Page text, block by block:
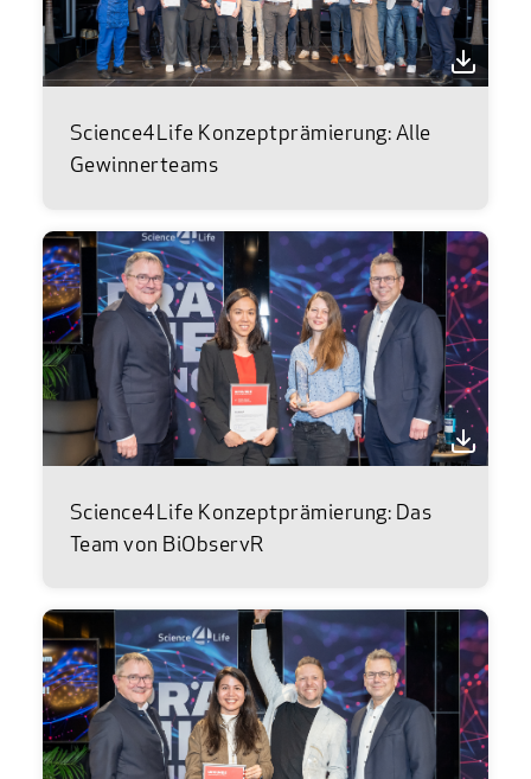
Science4Life Konzeptprämierung: Alle
Gewinnerteams
Science4Life Konzeptprämierung: Das
Team von BiObservR